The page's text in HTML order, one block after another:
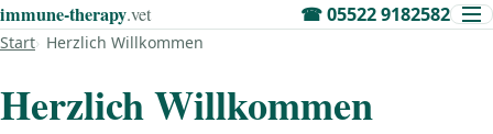
immune‑therapy.vet ☎05522 9182582
Start Herzlich Willkommen
Herzlich Willkommen